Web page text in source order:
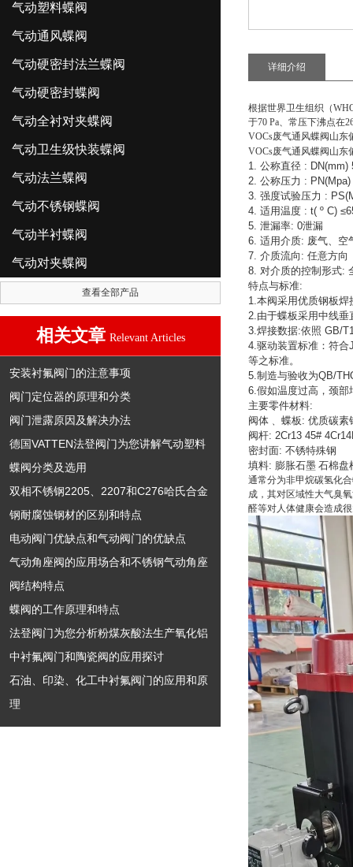
气动塑料蝶阀
气动通风蝶阀
气动硬密封法兰蝶阀
气动硬密封蝶阀
气动全衬对夹蝶阀
气动卫生级快装蝶阀
气动法兰蝶阀
气动不锈钢蝶阀
气动半衬蝶阀
气动对夹蝶阀
查看全部产品
相关文章 Relevant Articles
安装衬氟阀门的注意事项
阀门定位器的原理和分类
阀门泄露原因及解决办法
德国VATTEN法登阀门为您讲解气动塑料
蝶阀分类及选用
双相不锈钢2205、2207和C276哈氏合金
钢耐腐蚀钢材的区别和特点
电动阀门优缺点和气动阀门的优缺点
气动角座阀的应用场合和不锈钢气动角座
阀结构特点
蝶阀的工作原理和特点
法登阀门为您分析粉煤灰酸法生产氧化铝
中衬氟阀门和陶瓷阀的应用探讨
石油、印染、化工中衬氟阀门的应用和原
理
详细介绍
根据世界卫生组织（
于70 Pa、常压下沸点在
VOCs废气通风蝶阀山东
VOCs废气通风蝶阀山东
1. 公称直径 : DN(mm)
2. 公称压力 :
3. 强度试验压力 :
4. 适用温度 : t( º C)
5. 泄漏率: 0泄漏
6. 适用介质: 废气、空
7. 介质流向 : 任意方向
8. 对介质的控制形式:
特点与标准:
1.本阀采用优质钢板焊
2.由于蝶板采用中线垂
3.焊接数据:依照 GB/
4.驱动装置标准：符合
等之标准。
5.制造与验收为QB/
6.假如温度过高，颈部
主要零件材料:
阀体﹑
蝶板: 优质碳素
阀杆: 2Cr13 45#
密封面: 不锈特殊钢
填料: 膨胀石墨 石棉盘
通常分为非甲烷碳氢化
成，其对区域性大气臭
醛等对人体健康会造成